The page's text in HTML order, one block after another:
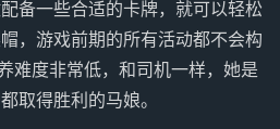
备一些合适的卡牌，就可以轻松
，游戏前期的所有活动都不会构
难度非常低，和司机一样，她是
取得胜利的马娘。